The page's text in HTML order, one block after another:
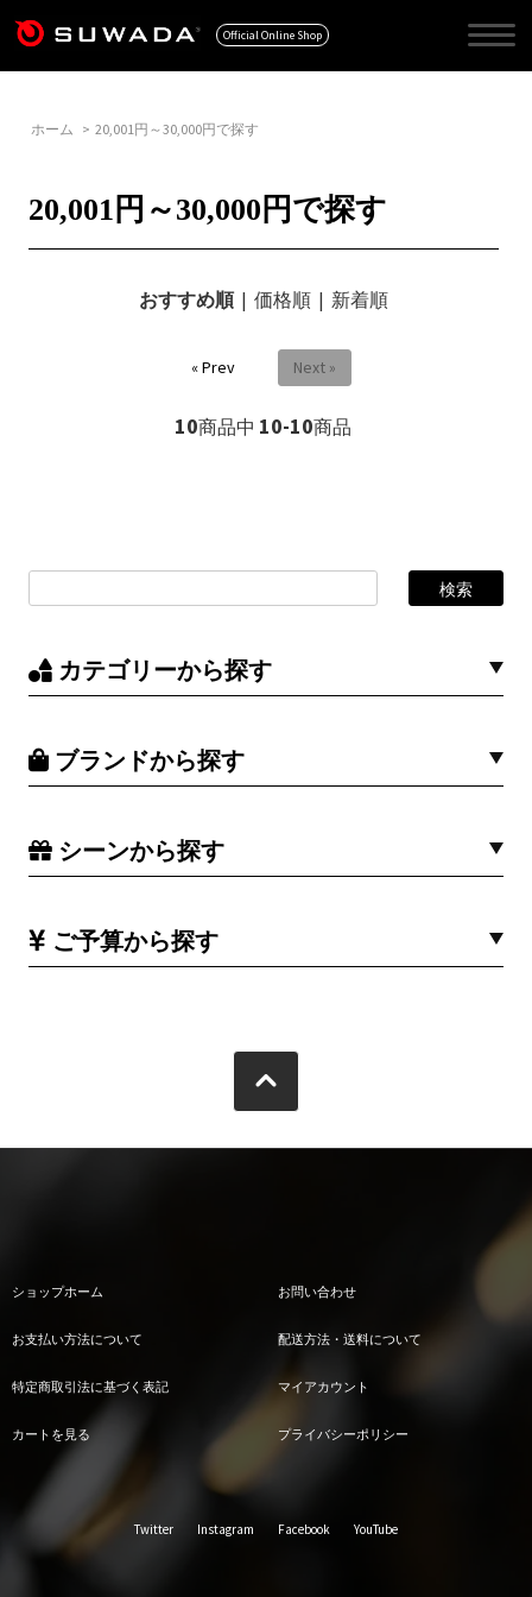
Official Online Shop
ホーム > 20,001円～30,000円で探す
20,001円～30,000円で探す
おすすめ順| 価格順| 新着順
« Prev Next »
10商品中 10-10商品
カテゴリーから探す
ブランドから探す
シーンから探す
ご予算から探す
ショップホーム お問い合わせ
お支払い方法について 配送方法・送料について
特定商取引法に基づく表記 マイアカウント
カートを見る プライバシーポリシー
Twitter Instagram Facebook YouTube